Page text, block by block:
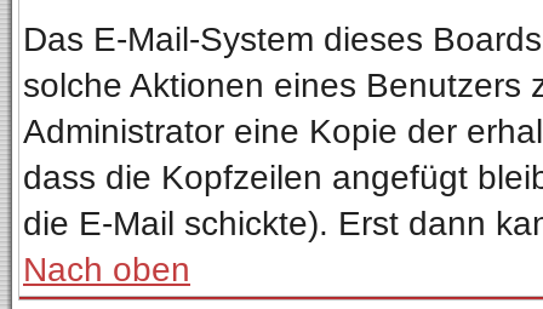
Das E-Mail-System dieses
solche Aktionen eines Benutzers
Administrator eine Kopie der
dass die Kopfzeilen angefügt
die E-Mail schickte). Erst dann
Nach oben